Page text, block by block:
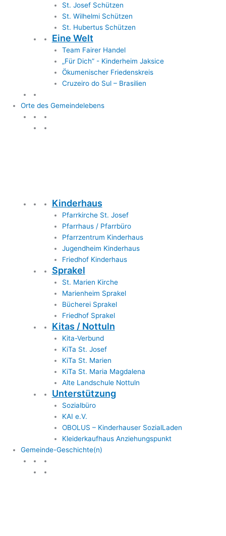
St. Josef Schützen
St. Wilhelmi Schützen
St. Hubertus Schützen
Eine Welt
Team Fairer Handel
„Für Dich” - Kinderheim Jaksice
Ökumenischer Friedenskreis
Cruzeiro do Sul – Brasilien
Orte des Gemeindelebens
Kinderhaus
Pfarrkirche St. Josef
Pfarrhaus / Pfarrbüro
Pfarrzentrum Kinderhaus
Jugendheim Kinderhaus
Friedhof Kinderhaus
Sprakel
St. Marien Kirche
Marienheim Sprakel
Bücherei Sprakel
Friedhof Sprakel
Kitas / Nottuln
Kita-Verbund
KiTa St. Josef
KiTa St. Marien
KiTa St. Maria Magdalena
Alte Landschule Nottuln
Unterstützung
Sozialbüro
KAI e.V.
OBOLUS – Kinderhauser SozialLaden
Kleiderkaufhaus Anziehungspunkt
Gemeinde-Geschichte(n)